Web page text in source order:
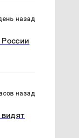
назад
назад